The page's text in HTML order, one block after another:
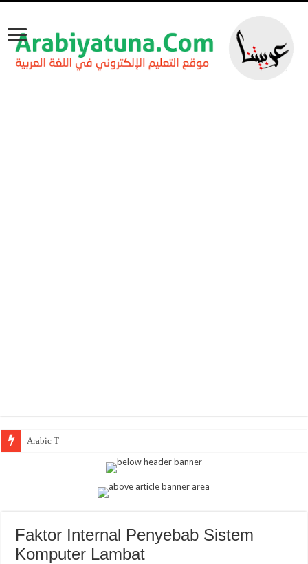
Arabic Thematic Immer
Faktor Internal Penyebab Sistem
Komputer Lambat